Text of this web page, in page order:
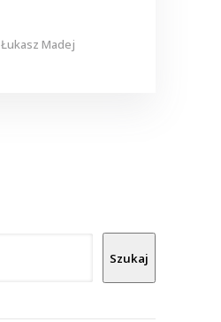
Łukasz Madej
Szukaj